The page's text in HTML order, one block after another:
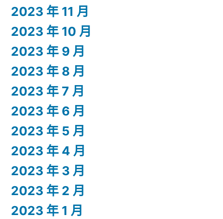
2023 年 11 月
2023 年 10 月
2023 年 9 月
2023 年 8 月
2023 年 7 月
2023 年 6 月
2023 年 5 月
2023 年 4 月
2023 年 3 月
2023 年 2 月
2023 年 1 月